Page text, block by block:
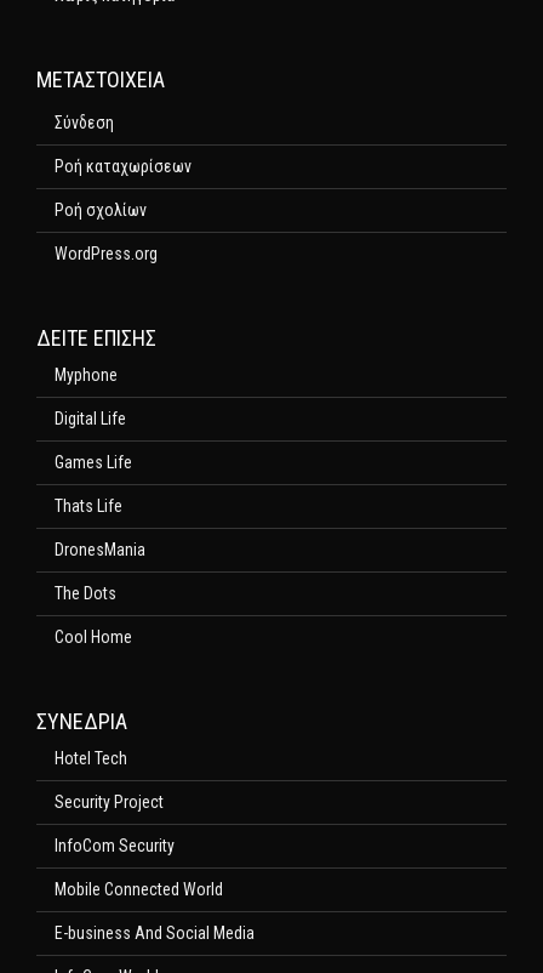
ΜΕΤΑΣΤΟΙΧΕΊΑ
Σύνδεση
Ροή καταχωρίσεων
Ροή σχολίων
WordPress.org
ΔΕΊΤΕ ΕΠΊΣΗΣ
Myphone
Digital Life
Games Life
Thats Life
DronesMania
The Dots
Cool Home
ΣΥΝΕΔΡΙΑ
Hotel Tech
Security Project
InfoCom Security
Mobile Connected World
E-business And Social Media